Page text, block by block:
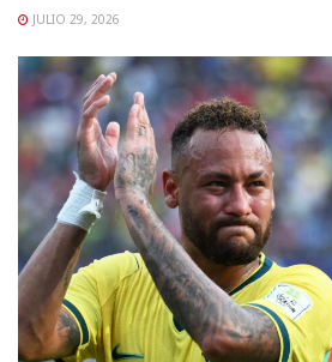
JULIO 29, 2026